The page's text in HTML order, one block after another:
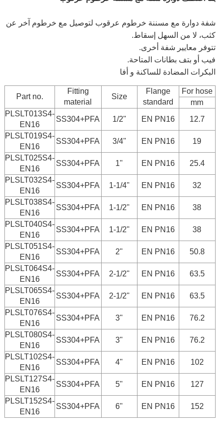
شفة دوارة مع مسننة خرطوم عرقوب لتوصيل مع خرطوم آخر عن
كثب، لا من السهل إسقاط.
تتوفر معايير شفة أخرى.
فيب أو بتف بطانات المتاحة.
البكرات المضادة للساكنة و أفا
Part no.
Fitting
material
Size
Flange
standard
For hose
mm
PLSLT013S4-
EN16
SS304+PFA 1/2" EN PN16
12.7
PLSLT019S4-
EN16
SS304+PFA 3/4" EN PN16
19
PLSLT025S4-
EN16
SS304+PFA 1" EN PN16
25.4
PLSLT032S4-
EN16
SS304+PFA 1-1/4" EN PN16
32
PLSLT038S4-
EN16
SS304+PFA 1-1/2" EN PN16
38
PLSLT040S4-
EN16
SS304+PFA 1-1/2" EN PN16
38
PLSLT051S4-
EN16
SS304+PFA 2" EN PN16
50.8
PLSLT064S4-
EN16
SS304+PFA 2-1/2" EN PN16
63.5
PLSLT065S4-
EN16
SS304+PFA 2-1/2" EN PN16
63.5
PLSLT076S4-
EN16
SS304+PFA 3" EN PN16
76.2
PLSLT080S4-
EN16
SS304+PFA 3" EN PN16
76.2
PLSLT102S4-
EN16
SS304+PFA 4" EN PN16
102
PLSLT127S4-
EN16
SS304+PFA 5" EN PN16
127
PLSLT152S4-
EN16
SS304+PFA 6" EN PN16 152